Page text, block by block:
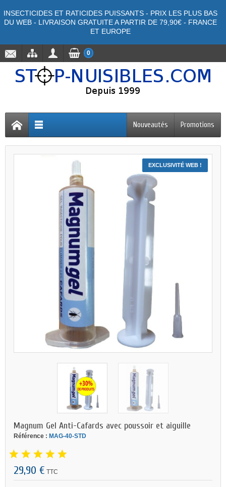
INSECTICIDES ET RATICIDES PUISSANTS - PRIX LES PLUS BAS
DU WEB - LIVRAISON GRATUITE A PARTIR DE 79,90€ - FRANCE
ET EUROPE
0
Promotions
Nouveautés
EXCLUSIVITÉ WEB !
Magnum Gel Anti-Cafards avec poussoir et aiguille
Référence : MAG-40-STD
29,90 € TTC